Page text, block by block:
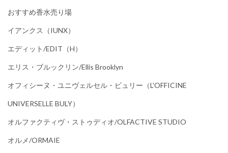
おすすめ香水売り場
イアンクス（IUNX）
エディット/EDIT（h）
エリス・ブルックリン/Ellis Brooklyn
オフィシーヌ・ユニヴェルセル・ビュリー（L'OFFICINE
UNIVERSELLE BULY）
オルファクティヴ・ストゥディオ/OLFACTIVE STUDIO
オルメ/ORMAIE